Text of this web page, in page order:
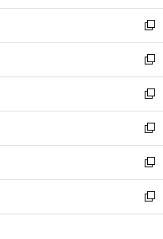
開
く
ウ
で
開
く
ン
ド
ウ
で
開
く
新
し
い
ウ
ィ
ン
ド
ウ
で
開
く
新
し
い
ウ
ィ
ン
ド
ウ
で
開
新
し
い
ウ
ィ
ン
ド
ウ
新
し
い
ウ
ィ
ン
新
し
い
ウ
新
し